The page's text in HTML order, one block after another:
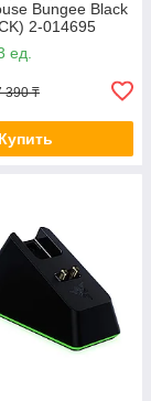
Bungee Black
2-014695
ед.
390 ₸
Купить